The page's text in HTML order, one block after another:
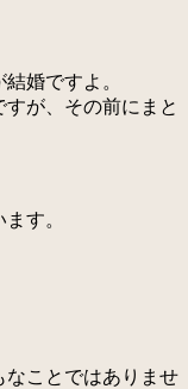
婚ですよ。
が、その前にまと
す。
ことではありませ